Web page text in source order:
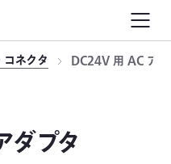
コネクタ DC24V 用 AC アダ
プタ